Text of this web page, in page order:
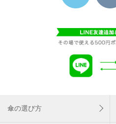
傘の選び方